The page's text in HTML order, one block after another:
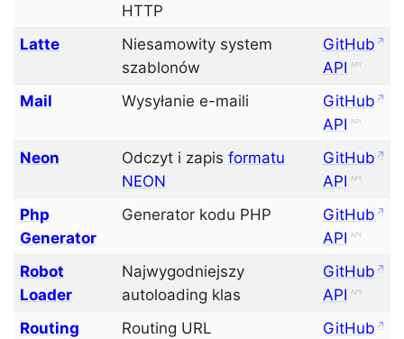
HTTP
Latte
Niesamowity system
szablonów
GitHub
API
Mail
Wysyłanie e-maili
GitHub
API
Neon
Odczyt i zapis formatu
NEON
GitHub
API
Php
Generator
Generator kodu PHP
GitHub
API
Robot
Loader
Najwygodniejszy
autoloading klas
GitHub
API
Routing
Routing URL
GitHub